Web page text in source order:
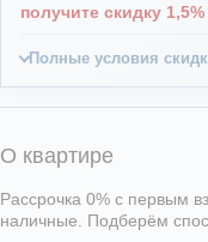
получите скидку 1,5%
Полные условия
О квартире
Рассрочка 0% с первым
наличные. Подберём